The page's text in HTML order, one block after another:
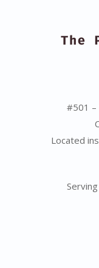
#501 –
Located